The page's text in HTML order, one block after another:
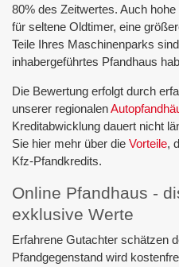
80% des Zeitwertes. Auch
für seltene Oldtimer, eine
Teile Ihres Maschinenparks
inhabergeführtes Pfandhaus
Die Bewertung erfolgt durch
unserer regionalen
Kreditabwicklung dauert nicht
Sie hier mehr über die Vorteile,
Kfz-Pfandkredits.
Online Pfandhaus -
exklusive Werte
Erfahrene Gutachter schätzen
Pfandgegenstand wird